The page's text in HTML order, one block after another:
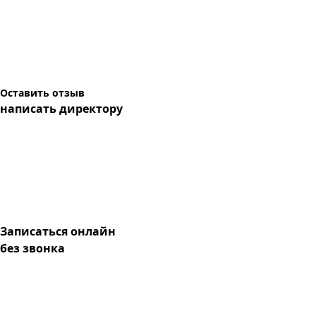
Оставить отзыв
написать директору
Записаться онлайн
без звонка